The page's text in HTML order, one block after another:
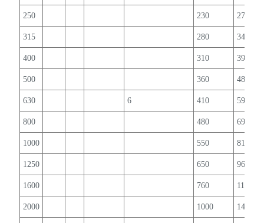
250 230 2755
315 280 3470
400 310 3990
500 360 4880
630 6 410 5960
800 480 6950
1000 550 8130
1250 650 9690
1600 760 11730
2000 1000 14450